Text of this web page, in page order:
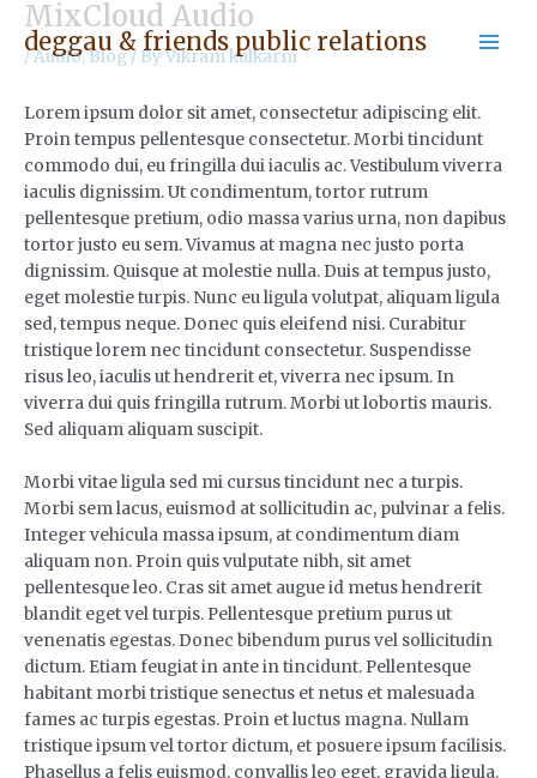
Skip
content
deggau & friends public relations
MixCloud Audio
/Audio,Blog/ ByVikram kulkarni
Lorem ipsum dolor sit amet, consectetur adipiscing elit.
Proin tempus pellentesque consectetur. Morbi tincidunt
commodo dui, eu fringilla dui iaculis ac. Vestibulum viverra
iaculis dignissim. Ut condimentum, tortor rutrum
pellentesque pretium, odio massa varius urna, non dapibus
tortor justo eu sem.Vivamus at magna nec justo porta
dignissim. Quisque at molestie nulla. Duis at tempus justo,
eget molestie turpis. Nunc eu ligula volutpat, aliquam ligula
sed, tempus neque. Donec quis eleifend nisi. Curabitur
tristique lorem nec tincidunt consectetur. Suspendisse
risus leo, iaculis ut hendrerit et, viverra nec ipsum. In
viverra dui quis fringilla rutrum. Morbi ut lobortis mauris.
Sed aliquam aliquam suscipit.
Morbi vitae ligula sed mi cursus tincidunt nec a turpis.
Morbi sem lacus, euismod at sollicitudin ac, pulvinar a felis.
Integer vehicula massa ipsum, at condimentum diam
aliquam non. Proin quis vulputate nibh, sit amet
pellentesque leo. Cras sit amet augue id metus hendrerit
blandit eget vel turpis. Pellentesque pretium purus ut
venenatis egestas. Donec bibendum purus vel sollicitudin
dictum. Etiam feugiat in ante in tincidunt. Pellentesque
habitant morbi tristique senectus et netus et malesuada
fames ac turpis egestas. Proin et luctus magna. Nullam
tristique ipsum vel tortor dictum, et posuere ipsum facilisis.
Phasellus a felis euismod, convallis leo eget, gravida ligula.
Post
navigation